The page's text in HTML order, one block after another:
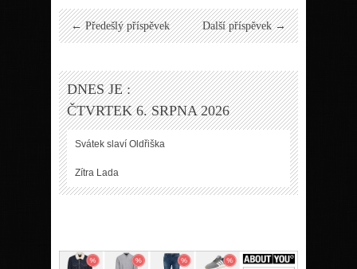
← Předešlý příspěvek Další příspěvek →
DNES JE :
ČTVRTEK 6. SRPNA 2026
Svátek slaví Oldřiška
Zítra Lada